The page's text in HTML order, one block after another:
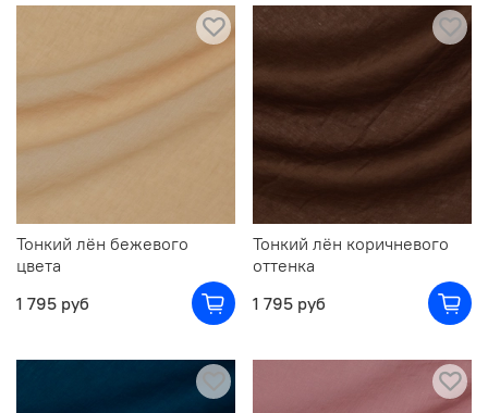
Тонкий лён бежевого
цвета
1 795 руб
Тонкий лён коричневого
оттенка
1 795 руб